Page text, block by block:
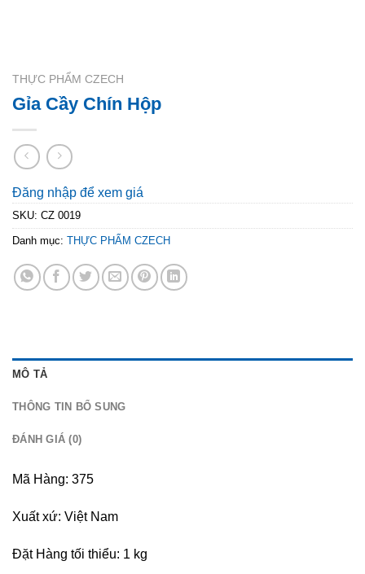
THỰC PHẨM CZECH
Gỉa Cầy Chín Hộp
Đăng nhập để xem giá
SKU: CZ 0019
Danh mục: THỰC PHẨM CZECH
MÔ TẢ
THÔNG TIN BỔ SUNG
ĐÁNH GIÁ (0)
Mã Hàng: 375
Xuất xứ: Việt Nam
Đặt Hàng tối thiểu: 1 kg